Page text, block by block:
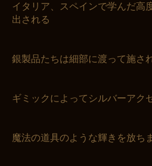
イタリア、スペインで学んだ高
出される
銀製品たちは細部に渡って施さ
ギミックによってシルバーアク
魔法の道具のような輝きを放ち